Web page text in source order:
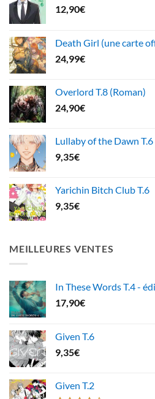
12,90€
Death Girl (une carte
24,99€
Overlord T.8 (Roman)
24,90€
Lullaby of the Dawn T.6
9,35€
Yarichin Bitch Club T.6
9,35€
MEILLEURES VENTES
In These Words T.4 -
17,90€
Given T.6
9,35€
Given T.2